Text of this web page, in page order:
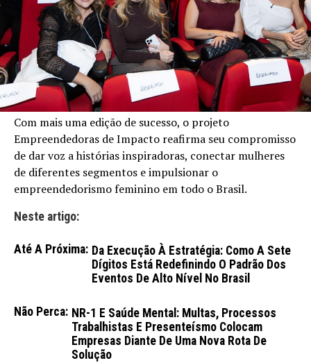
Com mais uma edição de sucesso, o projeto
Empreendedoras de Impacto reafirma seu compromisso
de dar voz a histórias inspiradoras, conectar mulheres
de diferentes segmentos e impulsionar o
empreendedorismo feminino em todo o Brasil.
Neste artigo:
Até A Próxima: Da Execução À Estratégia: Como A Sete
Dígitos Está Redefinindo O Padrão Dos
Eventos De Alto Nível No Brasil
Não Perca: NR-1 E Saúde Mental: Multas, Processos
Trabalhistas E Presenteísmo Colocam
Empresas Diante De Uma Nova Rota De
Solução